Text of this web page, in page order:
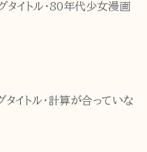
タイトル・80年代少女漫画
イトル・計算が合っていな